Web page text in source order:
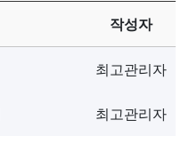
작성자
최고관리자
최고관리자